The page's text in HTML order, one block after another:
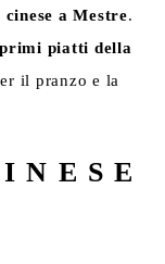
cinese a Mestre.
primi piatti della
il pranzo e la